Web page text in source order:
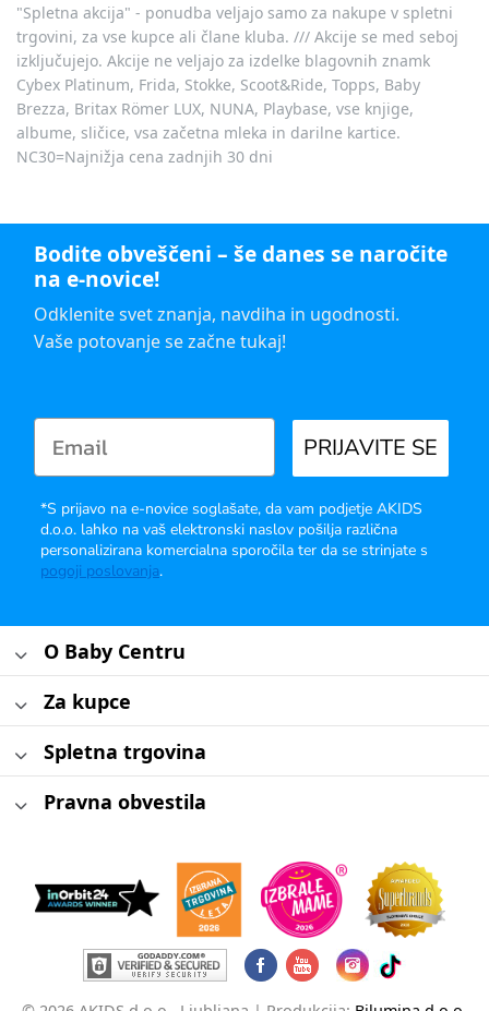
"Spletna akcija" - ponudba veljajo samo za nakupe v spletni
trgovini, za vse kupce ali člane kluba. /// Akcije se med seboj
izključujejo. Akcije ne veljajo za izdelke blagovnih znamk
Cybex Platinum, Frida, Stokke, Scoot&Ride, Topps, Baby
Brezza, Britax Römer LUX, NUNA, Playbase, vse knjige,
albume, sličice, vsa začetna mleka in darilne kartice.
NC30=Najnižja cena zadnjih 30 dni
Bodite obveščeni – še danes se naročite
na e-novice!
Odklenite svet znanja, navdiha in ugodnosti.
Vaše potovanje se začne tukaj!
PRIJAVITE SE
*S prijavo na e-novice soglašate, da vam podjetje AKIDS
d.o.o. lahko na vaš elektronski naslov pošilja različna
personalizirana komercialna sporočila ter da se strinjate s
pogoji poslovanja.
O Baby Centru
Za kupce
Spletna trgovina
Pravna obvestila